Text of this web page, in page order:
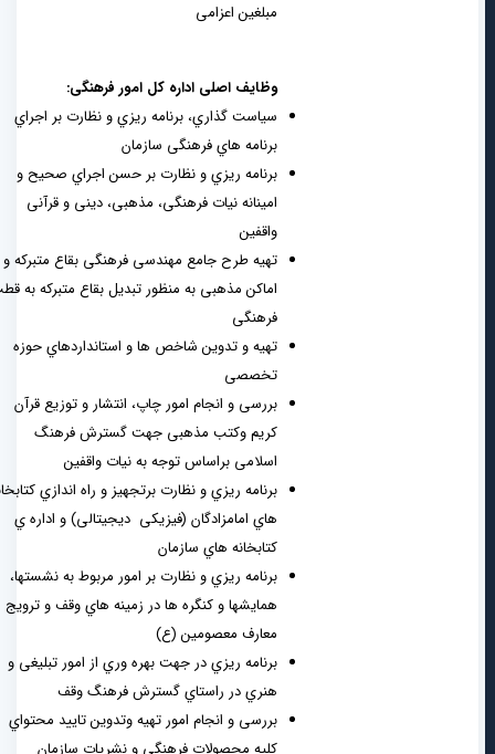
مبلغین اعزامی
وظایف اصلی اداره کل امور فرهنگی:
سیاست گذاري، برنامه ریزي و نظارت بر اجراي
برنامه هاي فرهنگی سازمان
برنامه ریزي و نظارت بر حسن اجراي صحیح و
امینانه نیات فرهنگی، مذهبی، دینی و قرآنی
واقفین
تهیه طرح جامع مهندسی فرهنگی بقاع متبرکه و
اماکن مذهبی به منظور تبدیل بقاع متبرکه به قطب
فرهنگی
تهیه و تدوین شاخص ها و استانداردهاي حوزه
تخصصی
بررسی و انجام امور چاپ، انتشار و توزیع قرآن
کریم وکتب مذهبی جهت گسترش فرهنگ
اسلامی براساس توجه به نیات واقفین
برنامه ریزي و نظارت برتجهیز و راه اندازي کتابخانه
هاي امامزادگان (فیزیکی دیجیتالی) و اداره ي
کتابخانه هاي سازمان
برنامه ریزي و نظارت بر امور مربوط به نشستها،
همایشها و کنگره ها در زمینه هاي وقف و ترویج
معارف معصومین (ع)
برنامه ریزي در جهت بهره وري از امور تبلیغی و
هنري در راستاي گسترش فرهنگ وقف
بررسی و انجام امور تهیه وتدوین تایید محتواي
کلیه محصولات فرهنگی و نشریات سازمان